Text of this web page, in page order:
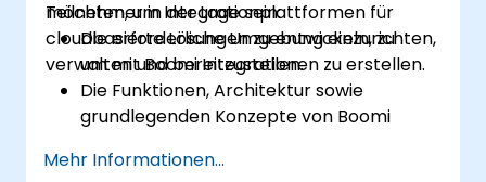
möchten, um Integrationplattformen für
cloudbasierte Lösungen zu entwickeln, zu
verwalten und bereitzustellen.
Teilnehmer in der Lage sein:
Die erforderliche Umgebung einzurichten,
um mit Boomi Integrationen zu erstellen.
Die Funktionen, Architektur sowie
grundlegenden Konzepte von Boomi
Zu lernen, wie man Integrationsprozesse
Mehr Informationen...